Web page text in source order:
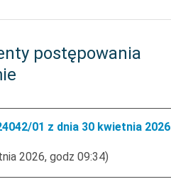
postępowania
01 z dnia 30 kwietnia 2026
2026, godz 09:34)